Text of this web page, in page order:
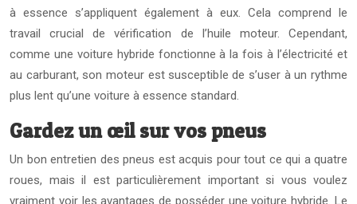
à essence s’appliquent également à eux. Cela comprend le
travail crucial de vérification de l’huile moteur. Cependant,
comme une voiture hybride fonctionne à la fois à l’électricité et
au carburant, son moteur est susceptible de s’user à un rythme
plus lent qu’une voiture à essence standard.
Gardez un œil sur vos pneus
Un bon entretien des pneus est acquis pour tout ce qui a quatre
roues, mais il est particulièrement important si vous voulez
vraiment voir les avantages de posséder une voiture hybride. Le